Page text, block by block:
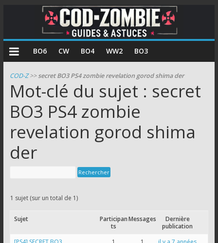
COD
Zombie
Guides
et
astuces
pour
le
mode
of
BO6 CW BO4 WW2 BO3
COD-Z>>secret BO3 PS4 zombie revelation gorod shima der
Mot-clé du sujet : secret
BO3 PS4 zombie
revelation gorod shima
der
1 sujet (sur un total de 1)
Sujet
Participan
ts
Messages
Dernière
publication